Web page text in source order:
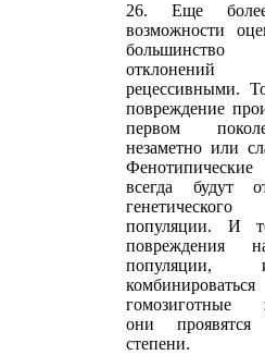
26. Еще
возможности
отклонений
рецессивными.
повреждение
первом
незаметно или
всегда будут
популяции. И
повреждения
гомозиготные
они
степени.